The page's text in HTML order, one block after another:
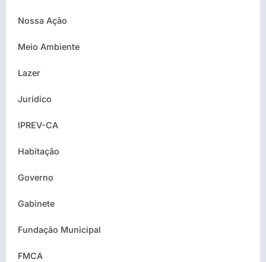
Nossa Ação
Meio Ambiente
Lazer
Jurídico
IPREV-CA
Habitação
Governo
Gabinete
Fundação Municipal
FMCA